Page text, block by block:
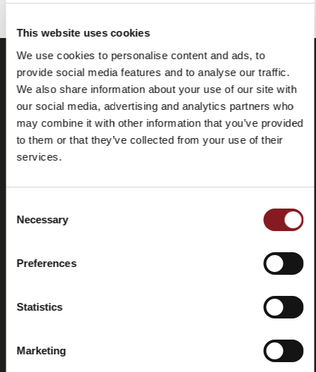
This website uses cookies
We use cookies to personalise content and ads, to
provide social media features and to analyse our traffic.
We also share information about your use of our site with
our social media, advertising and analytics partners who
may combine it with other information that you’ve provided
to them or that they’ve collected from your use of their
services.
Selection
Necessary
Preferences
Statistics
Marketing
Häufig
Store